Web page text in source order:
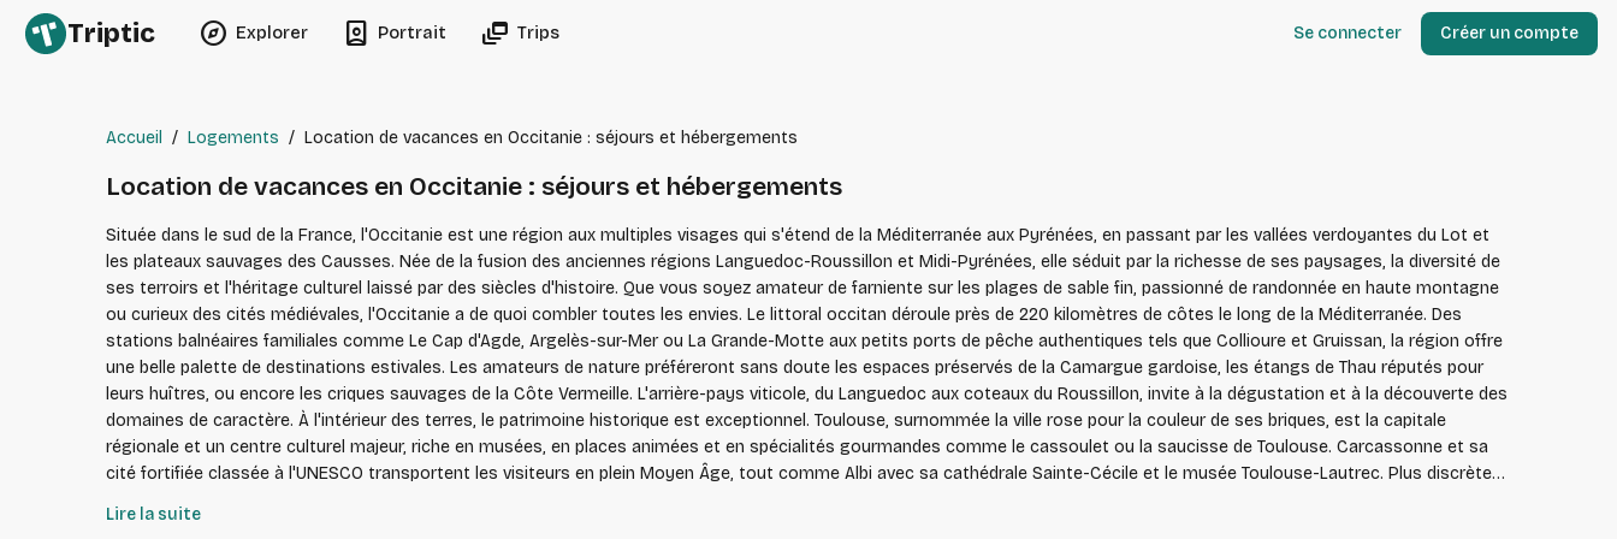
Triptic explore Explorer person_book Portrait dynamic_feed Trips Se connecter Créer un compte
Accueil / Logements / Location de vacances en Occitanie : séjours et hébergements
Location de vacances en Occitanie : séjours et hébergements
Située dans le sud de la France, l'Occitanie est une région aux multiples visages qui s'étend de la Méditerranée aux Pyrénées, en passant par les vallées verdoyantes du Lot et
les plateaux sauvages des Causses. Née de la fusion des anciennes régions Languedoc-Roussillon et Midi-Pyrénées, elle séduit par la richesse de ses paysages, la diversité de
ses terroirs et l'héritage culturel laissé par des siècles d'histoire. Que vous soyez amateur de farniente sur les plages de sable fin, passionné de randonnée en haute montagne
ou curieux des cités médiévales, l'Occitanie a de quoi combler toutes les envies. Le littoral occitan déroule près de 220 kilomètres de côtes le long de la Méditerranée. Des
stations balnéaires familiales comme Le Cap d'Agde, Argelès-sur-Mer ou La Grande-Motte aux petits ports de pêche authentiques tels que Collioure et Gruissan, la région offre
une belle palette de destinations estivales. Les amateurs de nature préféreront sans doute les espaces préservés de la Camargue gardoise, les étangs de Thau réputés pour
leurs huîtres, ou encore les criques sauvages de la Côte Vermeille. L'arrière-pays viticole, du Languedoc aux coteaux du Roussillon, invite à la dégustation et à la découverte des
domaines de caractère. À l'intérieur des terres, le patrimoine historique est exceptionnel. Toulouse, surnommée la ville rose pour la couleur de ses briques, est la capitale
régionale et un centre culturel majeur, riche en musées, en places animées et en spécialités gourmandes comme le cassoulet ou la saucisse de Toulouse. Carcassonne et sa
cité fortifiée classée à l'UNESCO transportent les visiteurs en plein Moyen Âge, tout comme Albi avec sa cathédrale Sainte-Cécile et le musée Toulouse-Lautrec. Plus discrètes
chapitre fascinant de l'histoire occitane. Les amoureux de grands espaces trouveront leur bonheur dans les massifs montagneux. Les Pyrénées offrent un terrain de jeu
Lire la suite